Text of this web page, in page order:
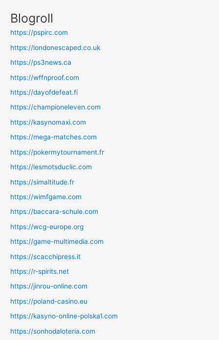
Blogroll
https://pspirc.com
https://londonescaped.co.uk
https://ps3news.ca
https://wffnproof.com
https://dayofdefeat.fi
https://championeleven.com
https://kasynomaxi.com
https://mega-matches.com
https://pokermytournament.fr
https://lesmotsduclic.com
https://simaltitude.fr
https://wimfgame.com
https://baccara-schule.com
https://wcg-europe.org
https://game-multimedia.com
https://scacchipress.it
https://r-spirits.net
https://jinrou-online.com
https://poland-casino.eu
https://kasyno-online-polska1.com
https://sonhodaloteria.com